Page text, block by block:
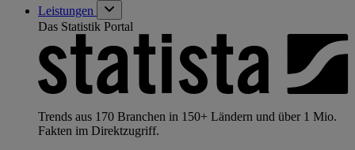
Leistungen
Das Statistik Portal
Trends aus 170 Branchen in 150+ Ländern und über 1 Mio.
Fakten im Direktzugriff.